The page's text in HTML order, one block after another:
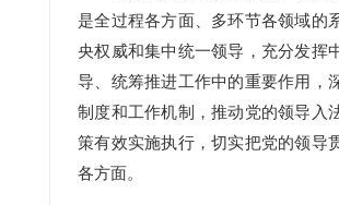
是全过程各方面、多环节各领域的
央权威和集中统一领导，充分发挥
导、统筹推进工作中的重要作用，
制度和工作机制，推动党的领导入
策有效实施执行，切实把党的领导
各方面。